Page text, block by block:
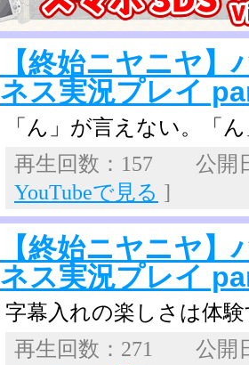
【終始ニヤニヤ
ネス実況プレイ
「ん」が言えない。「
再生回数：157 公
YouTubeで見る ]
【終始ニヤニヤ
ネス実況プレイ
字幕入れの楽しさは体
再生回数：271 公開